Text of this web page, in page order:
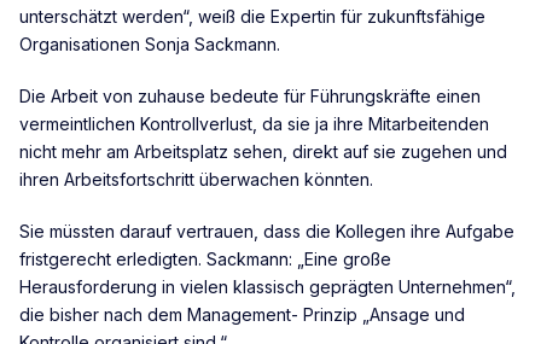
unterschätzt werden“, weiß die Expertin für zukunftsfähige
Organisationen Sonja Sackmann.
Die Arbeit von zuhause bedeute für Führungskräfte einen
vermeintlichen Kontrollverlust, da sie ja ihre Mitarbeitenden
nicht mehr am Arbeitsplatz sehen, direkt auf sie zugehen und
ihren Arbeitsfortschritt überwachen könnten.
Sie müssten darauf vertrauen, dass die Kollegen ihre Aufgabe
fristgerecht erledigten. Sackmann: „Eine große
Herausforderung in vielen klassisch geprägten Unternehmen“,
die bisher nach dem Management- Prinzip „Ansage und